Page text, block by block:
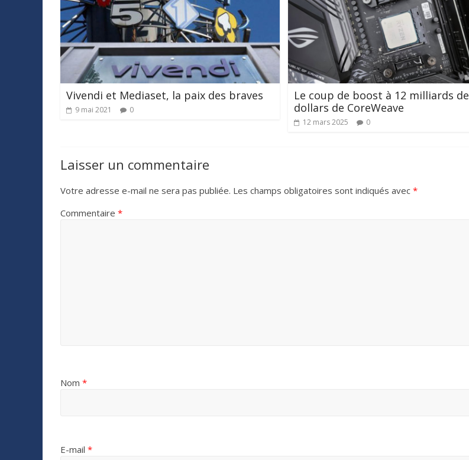
Vivendi et Mediaset, la paix des braves
9 mai 2021 0
Le coup de boost à 12 milliards de
dollars de CoreWeave
12 mars 2025 0
Laisser un commentaire
Votre adresse e-mail ne sera pas publiée. Les champs obligatoires sont indiqués avec *
Commentaire *
Nom *
E-mail *